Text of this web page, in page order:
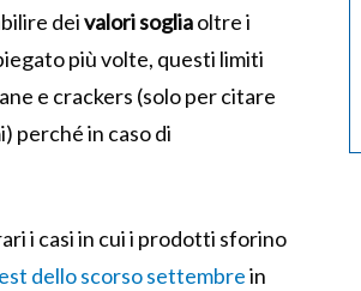
deivalori sogliaoltre i
più volte, questi limiti
e crackers (solo per citare
perché in caso di
i casi in cui i prodotti sforino
dello scorso settembrein